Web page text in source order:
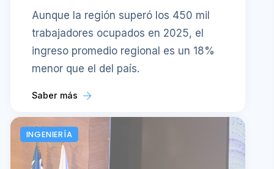
Aunque la región superó los 450 mil
trabajadores ocupados en 2025, el
ingreso promedio regional es un 18%
menor que el del país.
Saber más
INGENIERÍA